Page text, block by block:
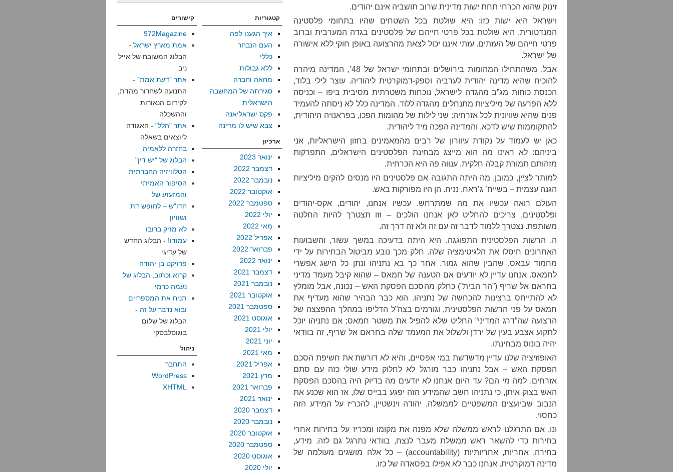
זינוק שהוא הכרחי תחת ישות מדינית שרוב תושביה אינם יהודים.
וישראל היא ישות כזו: היא שולטת בכל השטחים שהיו בתחומי פלסטינה
המנדטורית. היא שולטת בכל פרטי חייהם של פלסטינים בגדה המערבית וברוב
פרטי חייהם של העזתים. עזתי איננו יכול לצאת מהרצועה באופן חוקי ללא אישורה
של ישראל.
אבל, משהתחילו המהומות בירושלים ובתחומי ישראל של 48’, המדינה מיהרה
להוכיח שהיא מדינה יהודית לערביה וספק-דמוקרטית ליהודיה. עוצר לילי בלוד,
הכנסת כוחות מג”ב מהגדה לישראל, נוכחות משטרתית מסיבית ביפו – וכניסה
ללא הפרעה של מיליציות מתנחלים מהגדה ללוד. המדינה כלל לא ניסתה להעמיד
פנים שהיא שוויונית לכל אזרחיה: שני לילות של מהומות הפכו, בפראנויה היהודית,
להתקוממות שיש לדכא, והמדינה הפכה מיד ליהודית.
כאן יש לעמוד על נקודת עיוורון של רבים מהמאמינים בחזון הישראליות, אני
ביניהם: לא ראינו מה הוא מייצג מבחינת הפלסטינים הישראלים, התפרקות
מזהותם תמורת קבלה חלקית. ענווה פה היא הכרחית.
למותר לציין, כמובן, מה היתה התגובה אם פלסטינים היו מנסים להקים מיליציות
הגנה עצמית – בשייח’ ג’ראח, נניח. הן היו מפורקות באש.
העולם רואה עכשיו את מה שמתרחש. עכשיו אנחנו, יהודים, אקס-יהודים
ופלסטינים, צריכים להחליט לאן אנחנו הולכים – וזו תצטרך להיות החלטה
משותפת. נצטרך ללמוד לדבר זה עם זה ולא זה דרך זה.
ה. הרשות הפלסטינית התפוגגה. היא היתה בדעיכה במשך עשור, והשבועות
האחרונים חיסלו את הלגיטימציה שלה. חלק מכך נובע מביטול הבחירות על ידי
מחמוד עבאס, שהבין שהוא גמור. אחר כך בא נתניהו ונתן כל הישג אפשרי
לחמאס. אנחנו עדיין לא יודעים אם הטענה של חמאס – שהוא קיבל מעמד מדיני
בחראם אל שריף (”הר הבית”) כחלק מהסכם הפסקת האש – נכונה, אבל מומלץ
לא להתייחס ברצינות להכחשה של נתניהו. הוא כבר הבהיר שהוא מעדיף את
חמאס על פני הרשות הפלסטינית, וגורמים בצה”ל הדליפו במהלך ההפצצה של
הרצועה שה”דרג המדיני” החליט שלא להפיל את משטר חמאס; אם נתניהו יוכל
לתקוע אצבע בעין של ירדן ולשלול את המעמד שלה בחראם אל שריף, זה בוודאי
יהיה בונוס מבחינתו.
האופוזיציה שלנו עדיין מדשדשת במי אפסיים, והיא לא דורשת את חשיפת הסכם
הפסקת האש – אבל נתניהו כבר מורגל לא לחלוק מידע שולי כזה עם סתם
אזרחים. למה מי הם? עד היום אנחנו לא יודעים מה בדיוק היה בהסכם הפסקת
האש בצוק איתן, כי נתניהו חשב שהמידע הזה יפגע בבייס שלו, אז הוא שכנע את
הנבוב שביועצים המשפטיים לממשלה, יהודה וינשטיין, להכריז על המידע הזה
כחסוי.
ונו, אם התרגלנו לראש ממשלה שלא מפנה את מקומו ומכריז על בחירות אחרי
בחירות כדי להשאר ראש ממשלת מעבר לנצח, בוודאי נתרגל גם לזה. מידע,
בחירה, אחריות, אחריותיות (accountability) – כל אלה מושגים מעולמה של
מדינה דמוקרטית. אנחנו כבר לא אפילו בפסאדה של כזו.
קטגוריות
איך הגענו לפה
העם הנבחר
כללי
ללא גבולות
מחאה וחברה
סגירתה של המחשבה
הישראלית
פקס ישראליאנה
צבא שיש לו מדינה
ארכיון
ינואר 2023
דצמבר 2022
נובמבר 2022
אוקטובר 2022
ספטמבר 2022
יולי 2022
מאי 2022
אפריל 2022
פברואר 2022
ינואר 2022
דצמבר 2021
נובמבר 2021
אוקטובר 2021
ספטמבר 2021
אוגוסט 2021
יולי 2021
יוני 2021
מאי 2021
אפריל 2021
מרץ 2021
פברואר 2021
ינואר 2021
דצמבר 2020
נובמבר 2020
אוקטובר 2020
ספטמבר 2020
אוגוסט 2020
יולי 2020
קישורים
972Magazine
אמת מארץ ישראל -
הבלוג המשובח של אייל
ניב
אתר "דעת אמת" -
התנועה לשחרור מהדת,
לקידום הנאורות
וההשכלה
אתר "הלל" - האגודה
ליוצאים בשאלה
בחזרה ללאמיה
הבלוג של "יש דין"
הטלוויזיה החברתית
הסיפור האמיתי
והמזעזע של
חדו"ש – לחופש דת
ושוויון
לא מזיק ברובו
עמודו! - הבלוג החדש
של עדיגי
פרויקט בן יהודה
קרוא וכתוב, הבלוג של
נעמה כרמי
תניח את המספריים
ובוא נדבר על זה -
הבלוג של שלום
בוגוסלבסקי
ניהול
התחבר
WordPress
XHTML